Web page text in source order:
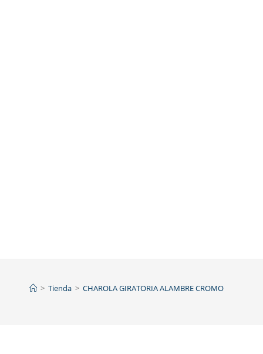
> Tienda > CHAROLA GIRATORIA ALAMBRE CROMO